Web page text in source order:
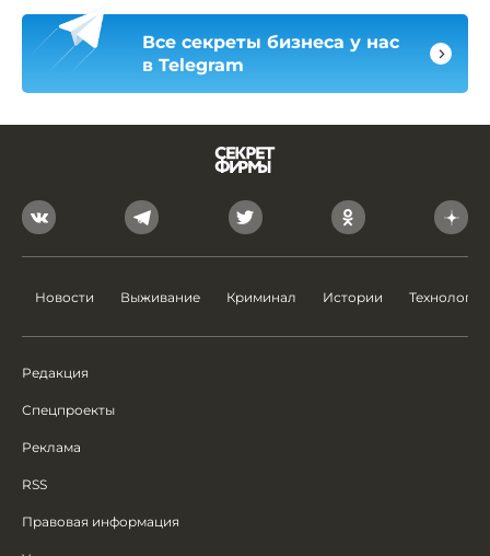
Все секреты бизнеса у нас
в Telegram
Новости Выживание Криминал Истории Технологии
Редакция
Спецпроекты
Реклама
RSS
Правовая информация